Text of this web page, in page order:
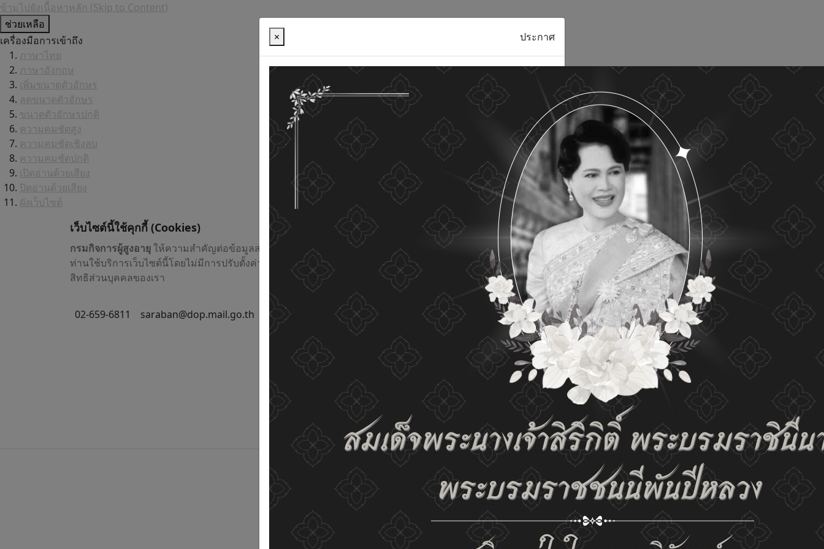
ข้ามไปยังเนื้อหาหลัก (Skip to Content)
ช่วยเหลือ
เครื่องมือการเข้าถึง
ภาษาไทย
ภาษาอังกฤษ
เพิ่มขนาดตัวอักษร
ลดขนาดตัวอักษร
ขนาดตัวอักษรปกติ
ความคมชัดสูง
ความคมชัดเชิงลบ
ความคมชัดปกติ
เปิดอ่านด้วยเสียง
ปิดอ่านด้วยเสียง
ผังเว็บไซต์
เว็บไซต์นี้ใช้คุกกี้ (Cookies)
กรมกิจการผู้สูงอายุให้ความสำคัญต่อข้อมูลส่วนบุคคลของท่าน เพื่อการพัฒนาและปรับปรุงเว็บไซต์ หาก
ท่านใช้บริการเว็บไซต์นี้โดยไม่มีการปรับตั้งค่าใดๆ แสดงว่าท่านยินยอมที่จะรับคุกกี้บนเว็บไซต์ และนโยบาย
สิทธิส่วนบุคคลของเรา
ดูรายละเอียด ยอมรับทั้งหมด
02-659-6811 saraban@dop.mail.go.th
เปลี่ยนการแสดงผล
ก-
CC
× ประกาศ